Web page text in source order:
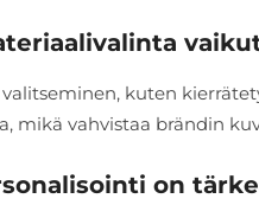
kuten
mikä vahvistaa brändin
on